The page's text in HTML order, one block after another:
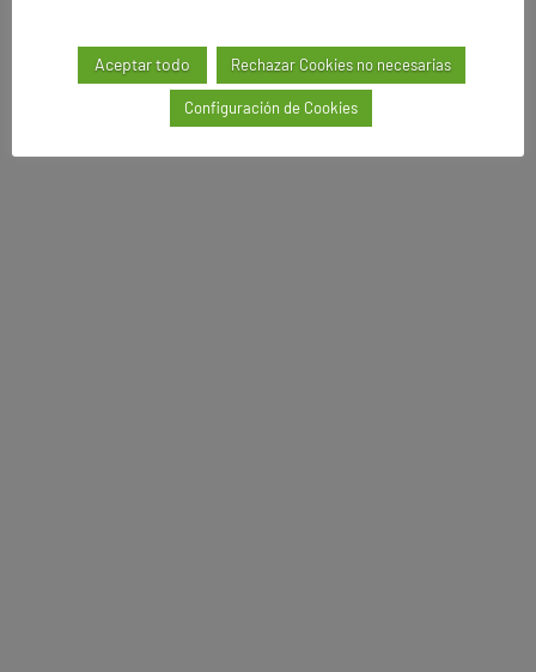
Aceptar todo Rechazar Cookies no necesarias
Configuración de Cookies